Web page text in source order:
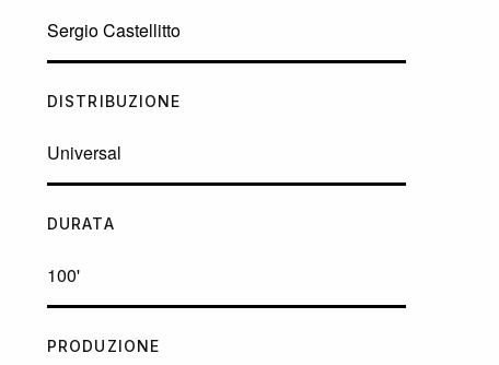
Sergio Castellitto
DISTRIBUZIONE
Universal
DURATA
100'
PRODUZIONE